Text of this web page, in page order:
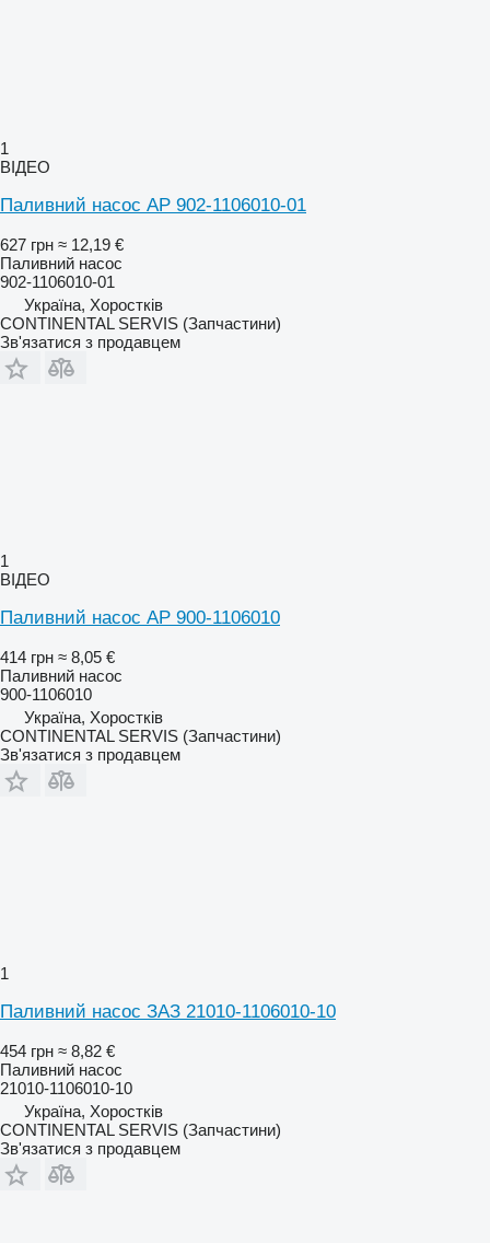
1
ВІДЕО
Паливний насос AP 902-1106010-01
627 грн ≈ 12,19 €
Паливний насос
902-1106010-01
Україна, Хоростків
CONTINENTAL SERVIS (Запчастини)
Зв'язатися з продавцем
1
ВІДЕО
Паливний насос AP 900-1106010
414 грн ≈ 8,05 €
Паливний насос
900-1106010
Україна, Хоростків
CONTINENTAL SERVIS (Запчастини)
Зв'язатися з продавцем
1
Паливний насос ЗАЗ 21010-1106010-10
454 грн ≈ 8,82 €
Паливний насос
21010-1106010-10
Україна, Хоростків
CONTINENTAL SERVIS (Запчастини)
Зв'язатися з продавцем